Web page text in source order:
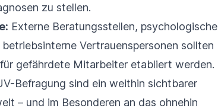
zu stellen.
Externe Beratungsstellen, psychologische
Vertrauenspersonen sollten
gefährdete Mitarbeiter etabliert werden.
Befragung sind ein weithin sichtbarer
– und im Besonderen an das ohnehin